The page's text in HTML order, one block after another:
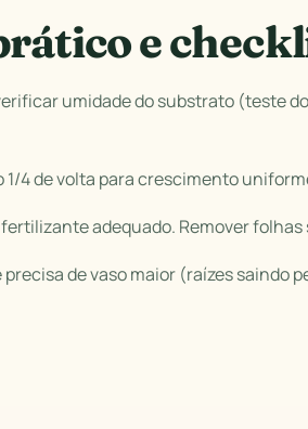
e
umidade do substrato (teste
4 de volta para crescimento
adequado. Remover
de vaso maior (raízes saindo